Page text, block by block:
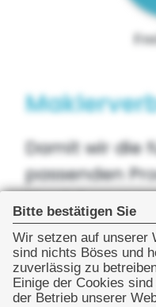
Bitte bestätigen Sie
Wir setzen auf unserer
sind nichts Böses und
zuverlässig zu
Einige der Cookies
der Betrieb unserer
Damit wir die
passenden
können, sind
größten
Deutschlands